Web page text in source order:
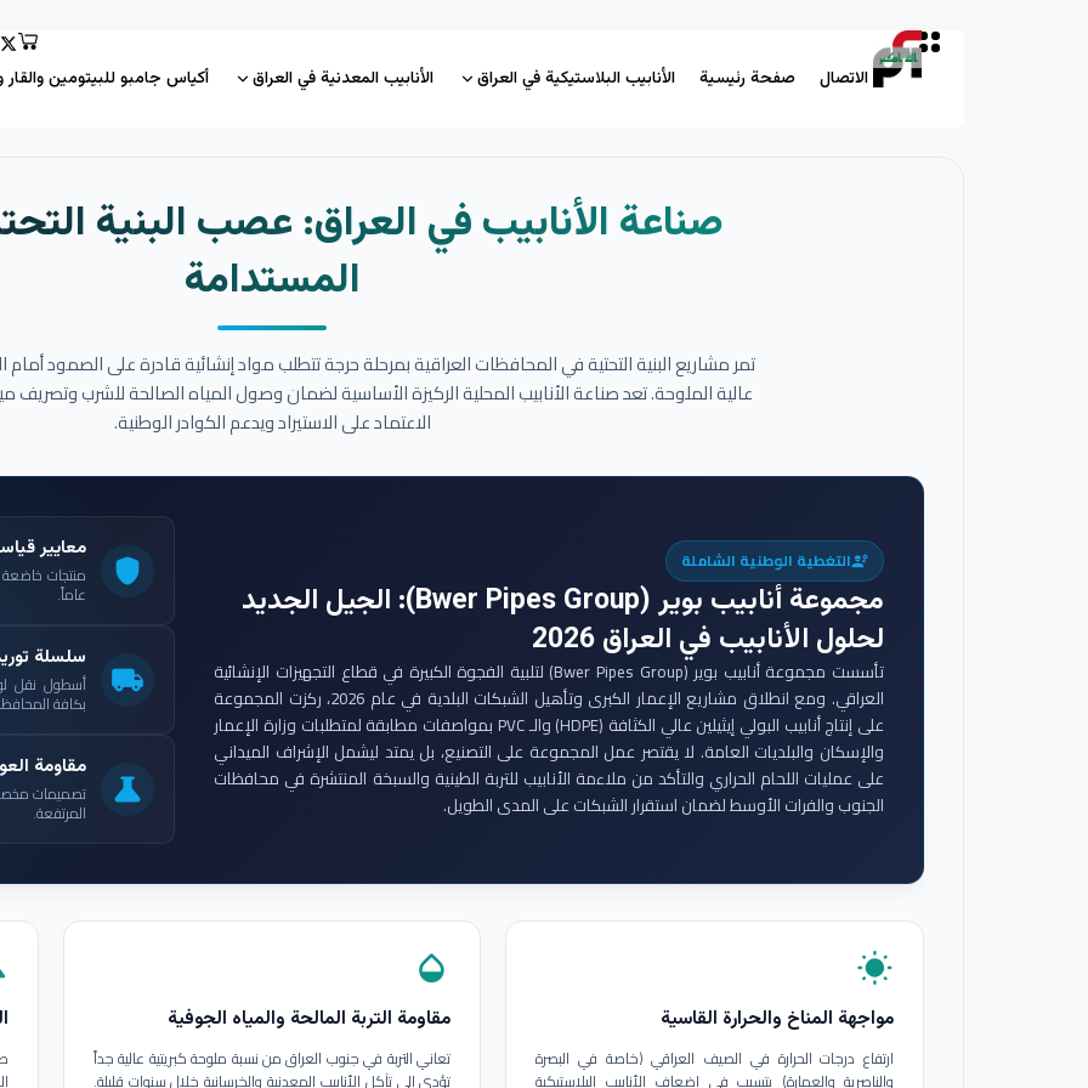
الاتصال صفحة رئيسية الأنابيب البلاستيكية في العراق الأنابيب المعدنية في العراق أكياس جامبو للبيتومين والقار
صناعة الأنابيب في العراق: عصب البنية
المستدامة
تمر مشاريع البنية التحتية في المحافظات العراقية بمرحلة حرجة تتطلب مواد إنشائية قادرة على الصمود أمام
عالية الملوحة. تعد صناعة الأنابيب المحلية الركيزة الأساسية لضمان وصول المياه الصالحة للشرب وتصريف
الاعتماد على الاستيراد ويدعم الكوادر الوطنية.
engineeringالتغطية الوطنية الشاملة
مجموعة أنابيب بوير (Bwer Pipes Group)
: الجيل الجديد
لحلول الأنابيب في العراق 2026
تأسست مجموعة أنابيب بوير (Bwer Pipes Group) لتلبية الفجوة الكبيرة في قطاع التجهيزات الإنشائية
العراقي. ومع انطلاق مشاريع الإعمار الكبرى وتأهيل الشبكات البلدية في عام 2026، ركزت المجموعة
على إنتاج أنابيب البولي إيثيلين عالي الكثافة (HDPE) والـ PVC بمواصفات مطابقة لمتطلبات وزارة الإعمار
والإسكان والبلديات العامة. لا يقتصر عمل المجموعة على التصنيع، بل يمتد ليشمل الإشراف الميداني
على عمليات اللحام الحراري والتأكد من ملاءمة الأنابيب للتربة الطينية والسبخة المنتشرة في محافظات
الجنوب والفرات الأوسط لضمان استقرار الشبكات على المدى الطويل.
shield
معايير
عاماً.
local_shipping
سلسلة
أسطول نقل
بكافة
science
مقاومة
تصميمات
المرتفعة.
wb_sunny
مواجهة المناخ والحرارة القاسية
ارتفاع درجات الحرارة في الصيف العراقي (خاصة في البصرة
والناصرية والعمارة) يتسبب في إضعاف الأنابيب البلاستيكية
opacity
مقاومة التربة المالحة والمياه الجوفية
تعاني التربة في جنوب العراق من نسبة ملوحة كبريتية عالية جداً
تؤدي إلى تآكل الأنابيب المعدنية والخرسانية خلال سنوات قليلة.